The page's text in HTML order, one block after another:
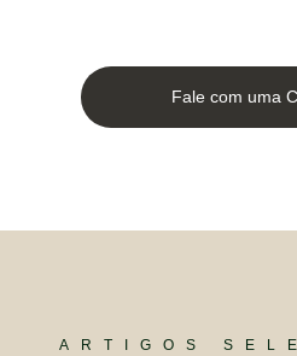
Fale com uma
ARTIGOS